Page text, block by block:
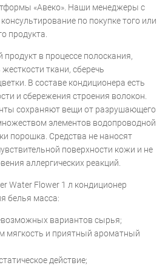
«Авеко». Наши менеджеры с
по покупке того или
продукта.
в процессе полоскания,
ткани, сберечь
В составе кондиционера есть
и сбережения строения волокон.
сохраняют вещи от разрушающего
элементов водопроводной
порошка. Средства не наносят
поверхности кожи и не
аллергических реакций.
Water Flower 1 л кондиционер
белья масса:
вариантов сырья;
мягкость и приятный ароматный
действие;